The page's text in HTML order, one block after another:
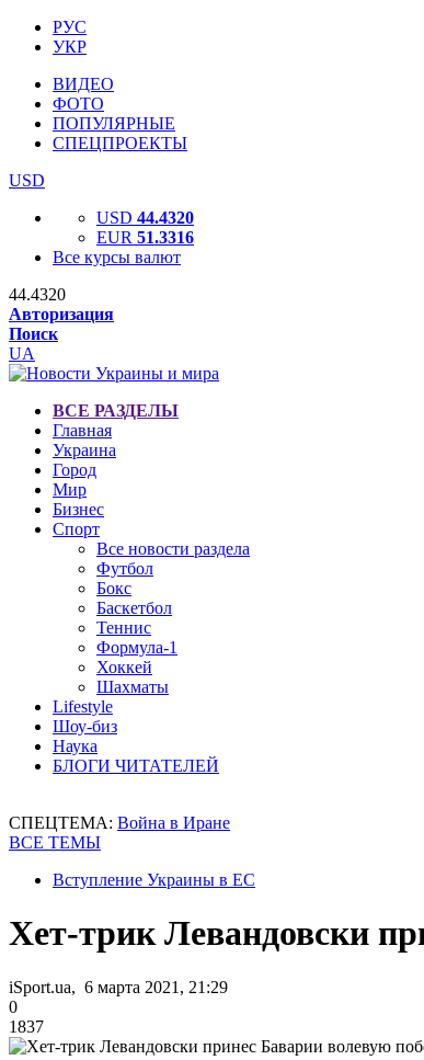
РУС
УКР
ВИДЕО
ФОТО
ПОПУЛЯРНЫЕ
СПЕЦПРОЕКТЫ
USD
USD 44.4320
EUR 51.3316
Все курсы валют
44.4320
Авторизация
Поиск
UA
ВСЕ РАЗДЕЛЫ
Главная
Украина
Город
Мир
Бизнес
Спорт
Все новости раздела
Футбол
Бокс
Баскетбол
Теннис
Формула-1
Хоккей
Шахматы
Lifestyle
Шоу-биз
Наука
БЛОГИ ЧИТАТЕЛЕЙ
СПЕЦТЕМА: Война в Иране
ВСЕ ТЕМЫ
Вступление Украины в ЕС
Хет-трик Левандовски
iSport.ua, 6 марта 2021, 21:29
0
1837